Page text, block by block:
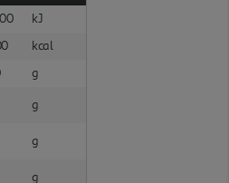
kJ
kcal
g
g
g
g